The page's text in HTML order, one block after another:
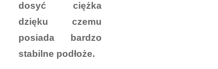
dosyć ciężka
dzięku czemu
posiada bardzo
stabilne podłoże.